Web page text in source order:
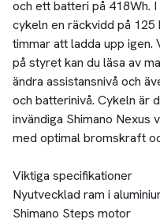
och ett batteri på 418Wh.
cykeln en räckvidd på
timmar att ladda upp igen.
på styret kan du läsa av
ändra assistansnivå och
och batterinivå. Cykeln är
invändiga Shimano Nexus
med optimal bromskraft
Viktiga specifikationer
Nyutvecklad ram i
Shimano Steps motor